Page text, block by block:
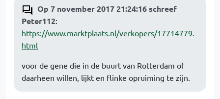
Op 7 november 2017 21:24:16 schreef
Peter112:
https://www.marktplaats.nl/verkopers/17714779.
html
voor de gene die in de buurt van Rotterdam of
daarheen willen, lijkt en flinke opruiming te zijn.